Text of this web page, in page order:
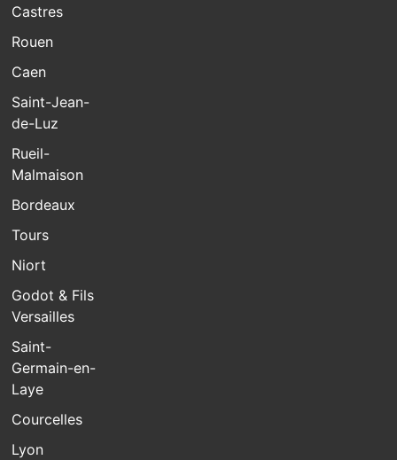
Castres
Rouen
Caen
Saint-Jean-
de-Luz
Rueil-
Malmaison
Bordeaux
Tours
Niort
Godot & Fils
Versailles
Saint-
Germain-en-
Laye
Courcelles
Lyon